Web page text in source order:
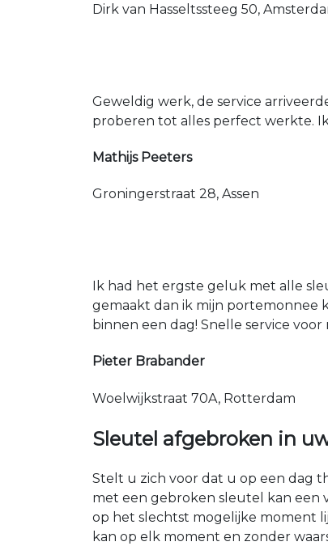
Dirk van Hasseltssteeg 50,
Geweldig werk, de service
proberen tot alles perfect werkte.
Mathijs Peeters
Groningerstraat 28, Assen
Ik had het ergste geluk met alle
gemaakt dan ik mijn portemonnee
binnen een dag! Snelle service
Pieter Brabander
Woelwijkstraat 70A, Rotterdam
Sleutel afgebroken in
Stelt u zich voor dat u op een dag
met een gebroken sleutel kan een
op het slechtst mogelijke moment
kan op elk moment en zonder